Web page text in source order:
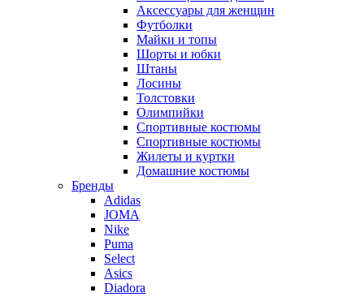
Аксессуары для женщин
Футболки
Майки и топы
Шорты и юбки
Штаны
Лосины
Толстовки
Олимпийки
Спортивные костюмы
Спортивные костюмы
Жилеты и куртки
Домашние костюмы
Бренды
Adidas
JOMA
Nike
Puma
Select
Asics
Diadora